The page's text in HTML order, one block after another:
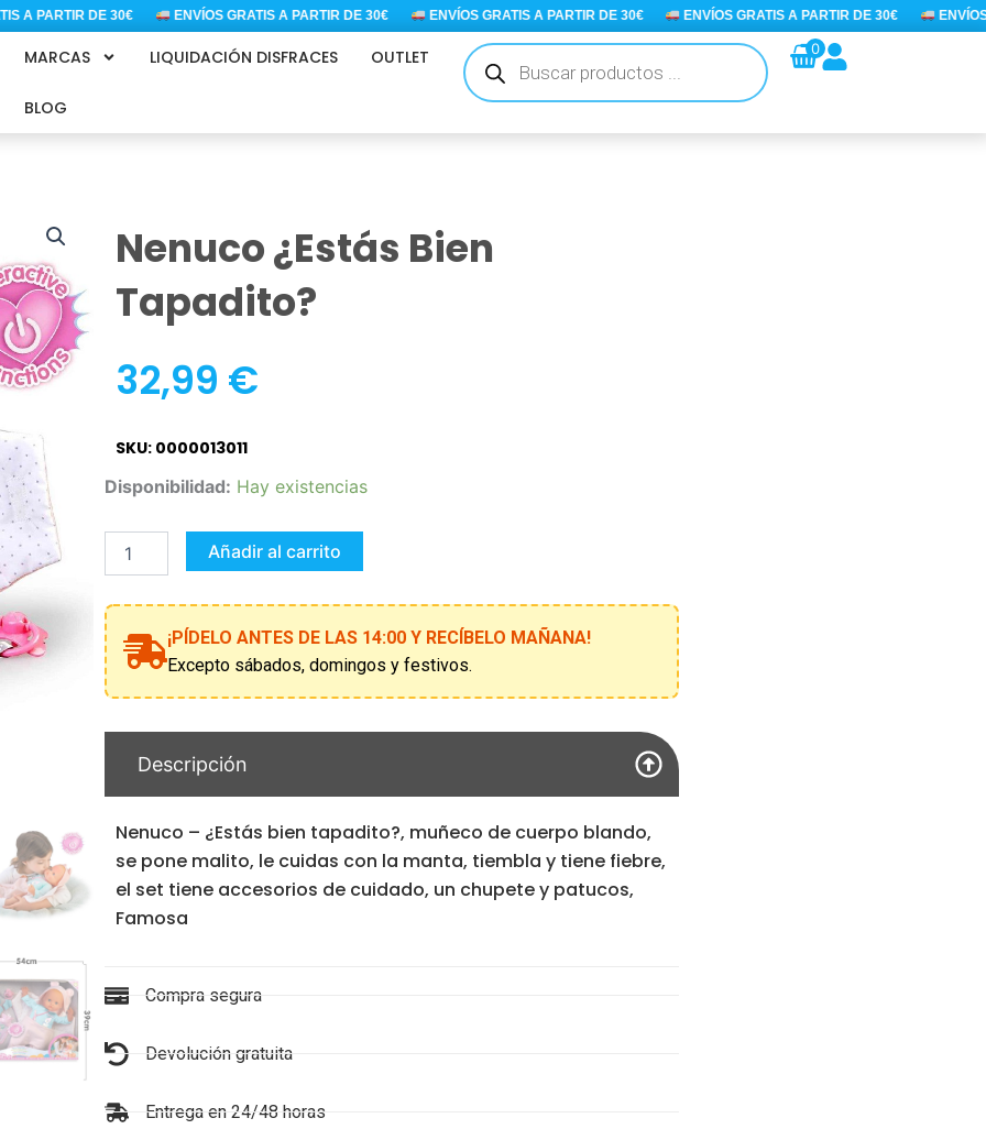
PARTIR DE 30€ ENVÍOS GRATIS A PARTIR DE 30€ ENVÍOS GRATIS A PARTIR DE 30€ ENVÍOS GRATIS A PARTIR DE 30€ ENVÍOS
MARCAS LIQUIDACIÓN DISFRACES OUTLET
BLOG
Búsqueda
de
productos
0
Nenuco ¿estás Bien
Tapadito?
32,99 €
SKU: 0000013011
Disponibilidad: Hay existencias
Nenuco
¿estás
tapadito?
Añadir al carrito
¡PÍDELO ANTES DE LAS 14:00 Y RECÍBELO MAÑANA!
Excepto sábados, domingos y festivos.
Descripción
Nenuco – ¿Estás bien tapadito?, muñeco de cuerpo blando,
se pone malito, le cuidas con la manta, tiembla y tiene fiebre,
el set tiene accesorios de cuidado, un chupete y patucos,
Famosa
Compra segura
Devolución gratuita
Entrega en 24/48 horas